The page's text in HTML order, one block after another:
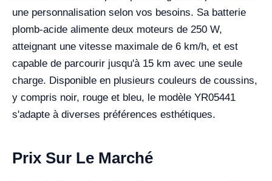
une personnalisation selon vos besoins. Sa batterie
plomb-acide alimente deux moteurs de 250 W,
atteignant une vitesse maximale de 6 km/h, et est
capable de parcourir jusqu'à 15 km avec une seule
charge. Disponible en plusieurs couleurs de coussins,
y compris noir, rouge et bleu, le modèle YR05441
s'adapte à diverses préférences esthétiques.
Prix Sur Le Marché